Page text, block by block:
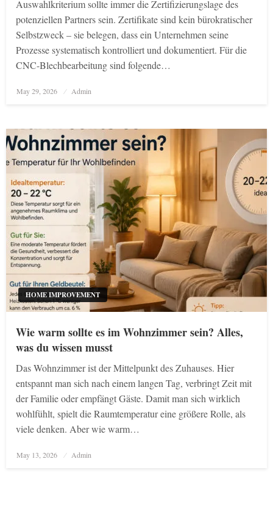
Auswahlkriterium sollte immer die Zertifizierungslage des
potenziellen Partners sein. Zertifikate sind kein bürokratischer
Selbstzweck – sie belegen, dass ein Unternehmen seine
Prozesse systematisch kontrolliert und dokumentiert. Für die
CNC-Blechbearbeitung sind folgende…
Posted
on
May 29, 2026 Admin
HOME IMPROVEMENT
Wie warm sollte es im Wohnzimmer sein? Alles,
was du wissen musst
Das Wohnzimmer ist der Mittelpunkt des Zuhauses. Hier
entspannt man sich nach einem langen Tag, verbringt Zeit mit
der Familie oder empfängt Gäste. Damit man sich wirklich
wohlfühlt, spielt die Raumtemperatur eine größere Rolle, als
viele denken. Aber wie warm…
Posted
on
May 13, 2026 Admin